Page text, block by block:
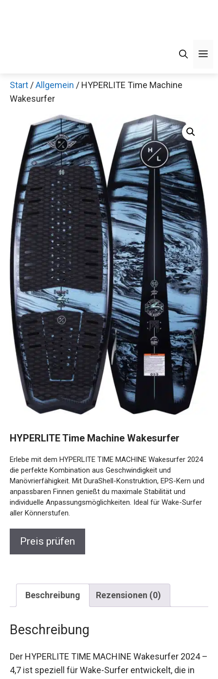
Start /Allgemein / HYPERLITE Time Machine
Wakesurfer
2024 die perfekte Kombination aus Geschwindigkeit und
Manövrierfähigkeit. Mit DuraShell-Konstruktion, EPS-Kern
und anpassbaren Finnen genießt du maximale Stabilität und
individuelle Anpassungsmöglichkeiten. Ideal für Wake-
Surfer aller Könnerstufen.
Preis prüfen
Beschreibung Rezensionen (0)
– 4,7 ist speziell für Wake-Surfer entwickelt, die
in Sachen Geschwindigkeit und Wendigkeit auf